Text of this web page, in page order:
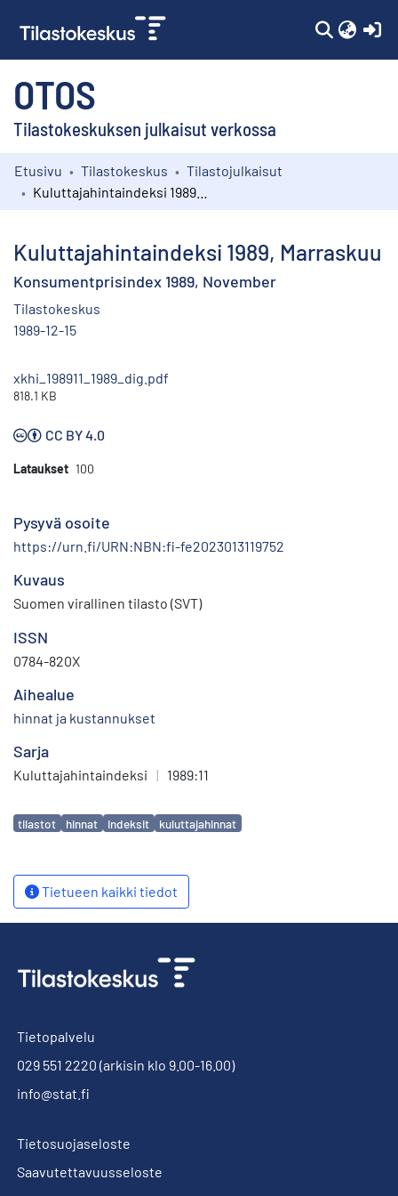
OTOS
Tilastokeskuksen julkaisut verkossa
Kokoelmat
Etusivu Tilastokeskus
Tilastojulkaisut
Kuluttajahintaindeksi 1989, Marraskuu
Konsumentprisindex 1989, November
Tilastokeskus
1989-12-15
xkhi_198911_1989_dig.pdf
818.1 KB
CC BY 4.0
Lataukset 100
Pysyvä osoite
https://urn.fi/URN:NBN:fi-fe2023013119752
Kuvaus
Suomen virallinen tilasto (SVT)
ISSN
0784-820X
Aihealue
hinnat ja kustannukset
Sarja
Kuluttajahintaindeksi | 1989:11
Avainsanat
tilastot hinnat indeksit kuluttajahinnat
Tietueen kaikki tiedot
Tietopalvelu
029 551 2220 (arkisin klo 9.00-16.00)
info@stat.fi
Tietosuojaseloste
Saavutettavuusseloste